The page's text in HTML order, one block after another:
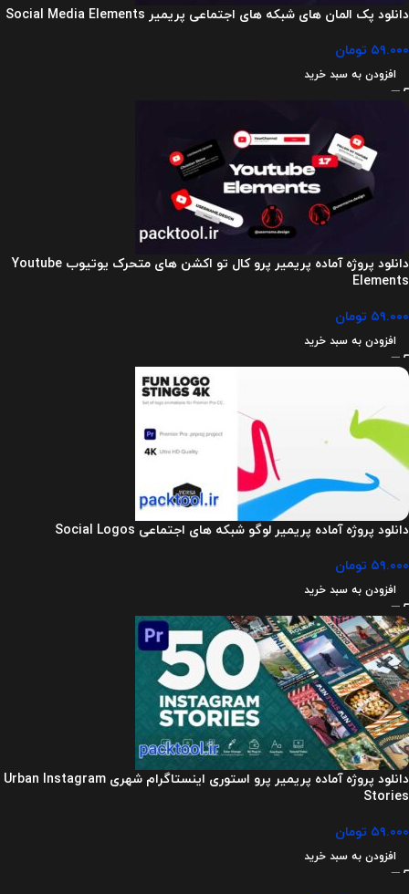
دانلود پک المان های شبکه های اجتماعی پریمیر Social Media Elements
۵۹.۰۰۰ تومان
افزودن به سبد خرید
دانلود پروژه آماده پریمیر پرو کال تو اکشن‌ های متحرک یوتیوب Youtube
Elements
۵۹.۰۰۰ تومان
افزودن به سبد خرید
دانلود پروژه آماده پریمیر لوگو شبکه های اجتماعی Social Logos
۵۹.۰۰۰ تومان
افزودن به سبد خرید
دانلود پروژه آماده پریمیر پرو استوری اینستاگرام شهری Urban Instagram
Stories
۵۹.۰۰۰ تومان
افزودن به سبد خرید